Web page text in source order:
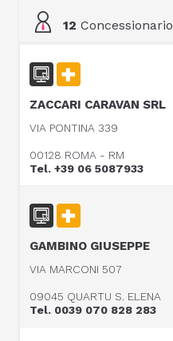
12 Concessionario
ZACCARI CARAVAN SRL
VIA PONTINA 339
00128 ROMA - RM
Tel. +39 06 5087933
GAMBINO GIUSEPPE
VIA MARCONI 507
09045 QUARTU S. ELENA
Tel. 0039 070 828 283